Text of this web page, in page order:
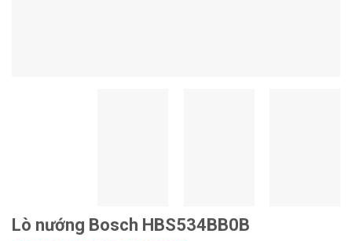
Lò nướng Bosch HBS534BB0B